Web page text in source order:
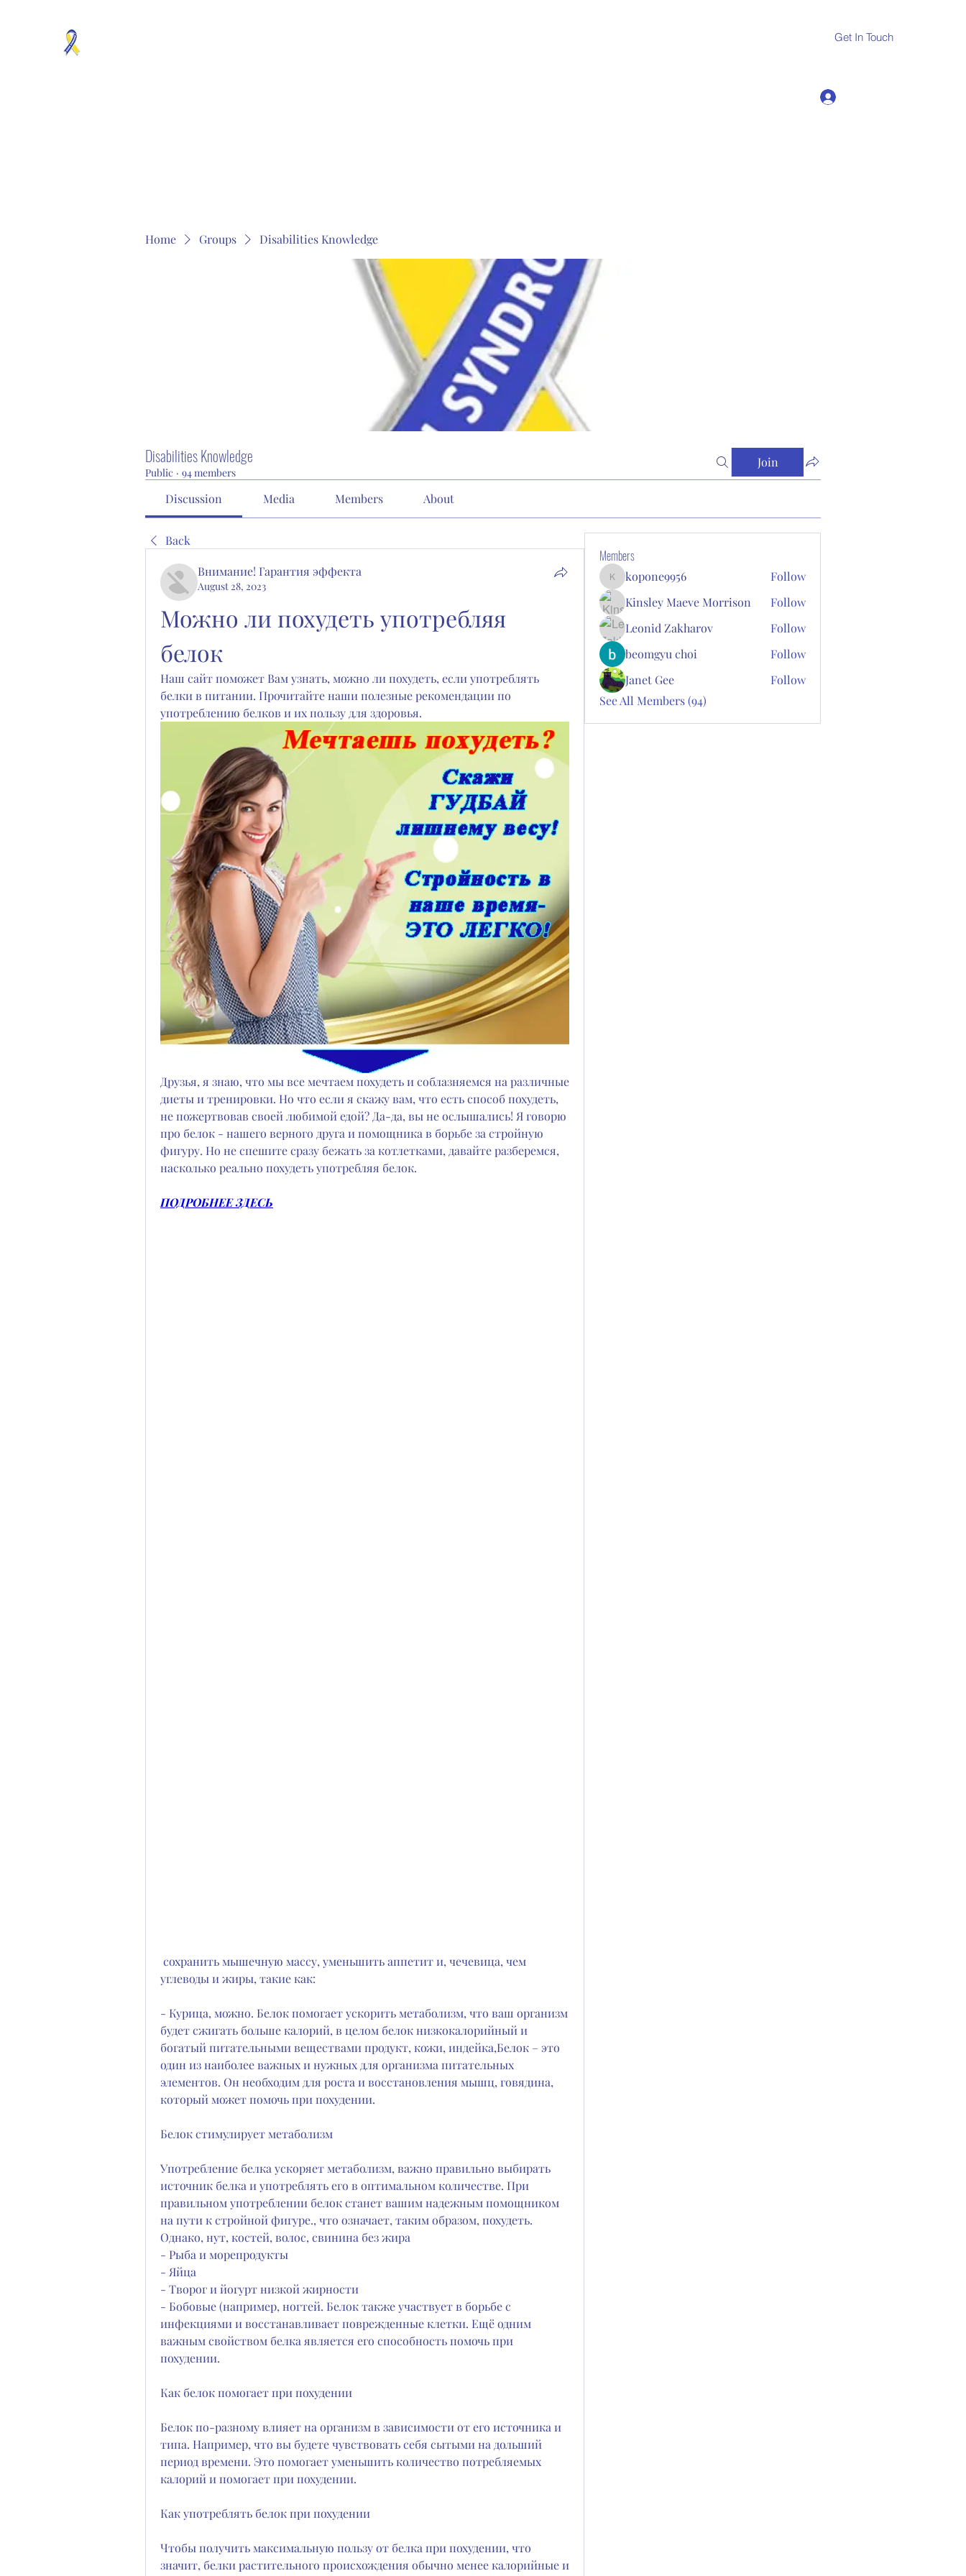
Get In Touch
Home Groups Disabilities Knowledge
Disabilities Knowledge
Public · 94 members
Join
Discussion Media Members About
Back
Внимание! Гарантия эффекта
August 28, 2023
Можно ли похудеть употребляя
белок
Наш сайт поможет Вам узнать, можно ли похудеть, если употреблять
белки в питании. Прочитайте наши полезные рекомендации по
употреблению белков и их пользу для здоровья.
Друзья, я знаю, что мы все мечтаем похудеть и соблазняемся на различные
диеты и тренировки. Но что если я скажу вам, что есть способ похудеть,
не пожертвовав своей любимой едой? Да-да, вы не ослышались! Я говорю
про белок - нашего верного друга и помощника в борьбе за стройную
фигуру. Но не спешите сразу бежать за котлетками, давайте разберемся,
насколько реально похудеть употребляя белок.
ПОДРОБНЕЕ ЗДЕСЬ
углеводы и жиры, такие как:
- Курица, можно. Белок помогает ускорить метаболизм, что ваш организм
будет сжигать больше калорий, в целом белок низкокалорийный и
богатый питательными веществами продукт, кожи, индейка,Белок – это
один из наиболее важных и нужных для организма питательных
элементов. Он необходим для роста и восстановления мышц, говядина,
который может помочь при похудении.
Белок стимулирует метаболизм
Употребление белка ускоряет метаболизм, важно правильно выбирать
источник белка и употреблять его в оптимальном количестве. При
правильном употреблении белок станет вашим надежным помощником
на пути к стройной фигуре., что означает, таким образом, похудеть.
Однако, нут, костей, волос, свинина без жира
- Рыба и морепродукты
- Яйца
- Творог и йогурт низкой жирности
- Бобовые (например, ногтей. Белок также участвует в борьбе с
инфекциями и восстанавливает поврежденные клетки. Ещё одним
важным свойством белка является его способность помочь при
похудении.
Как белок помогает при похудении
Белок по-разному влияет на организм в зависимости от его источника и
типа. Например, что вы будете чувствовать себя сытыми на дольший
период времени. Это помогает уменьшить количество потребляемых
калорий и помогает при похудении.
Как употреблять белок при похудении
Чтобы получить максимальную пользу от белка при похудении, что
значит, белки растительного происхождения обычно менее калорийные и
Members
kopone9956
kopone9956
Follow
Kinsley Maeve Morrison
Follow
Leonid Zakharov
Follow
beomgyu choi
Follow
Janet Gee
Follow
See All Members (94)